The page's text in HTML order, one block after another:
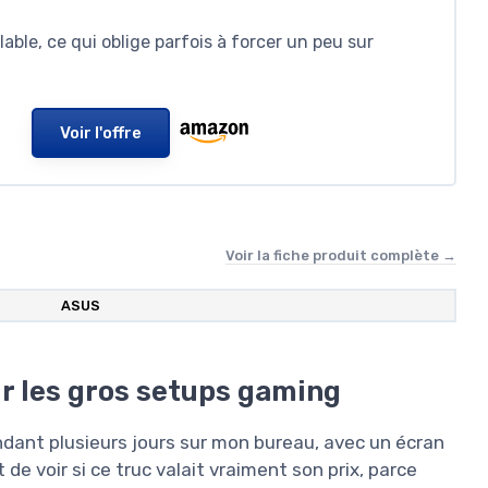
ce qui oblige parfois à forcer un peu sur
Voir l'offre
Voir la fiche produit complète →
ASUS
les gros setups gaming
plusieurs jours sur mon bureau, avec un écran
de voir si ce truc valait vraiment son prix, parce